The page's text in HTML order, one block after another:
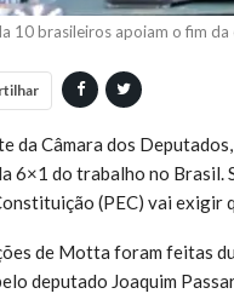
10 brasileiros apoiam o fim
da Câmara dos
6×1 do trabalho no Brasil.
(PEC) vai exigir
de Motta foram feitas
deputado Joaquim